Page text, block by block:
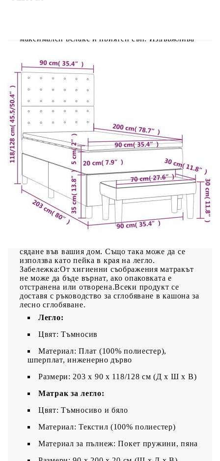
максимален релакс и приятен сън. Издържлива
издръжлива.Практична табла за глава: Горната
табла за легло се регулира на височина според
вашите предпочитания. Горната част на леглото
ви осигурява отлична опора за гърба, докато
седите в леглото, за да четете или гледате
телевизия.Покет пружинен матрак: Вградените
много високото си качество, като същевременно
осигуряват високо ниво на издръжливост и
адаптивност. Те могат ефективно да абсорбират
шума и ударите, причинени от мятане и
въртене.Средно твърда поддръжка: Матракът за
легло перфектно осигурява допълнителна
стабилност и точното ниво на твърдост, без да
се жертва комфорта. Така той е идеален за
спящи по гръб или корем.Благоприятен за
кожата топ матрак: Протекторът за матрак има
издръжлива, както и щадяща кожата материя,
което я прави мека и
сядане във вашия дом. Също така може да се
използва като пейка в края на легло.
Забележка:От хигиенни съображения матракът
не може да бъде върнат, ако опаковката е
отстранена или отворена.Всеки продукт се
доставя с ръководство за сглобяване в кашона за
лесно сглобяване.
Легло:
Цвят: Тъмносив
Материал: Плат (100% полиестер),
шперплат, инженерно дърво
Размери: 203 x 90 x 118/128 см (Д x Ш x В)
Матрак за легло:
Цвят: Тъмносиво и бяло
Материал: Текстил (100% полиестер)
Материал за пълнеж: Покет пружини, пяна